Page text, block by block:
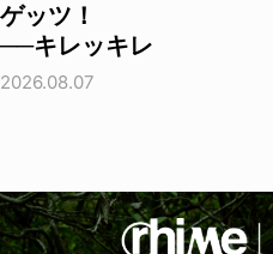
ゲッツ！
──キレッキレ
2026.08.07